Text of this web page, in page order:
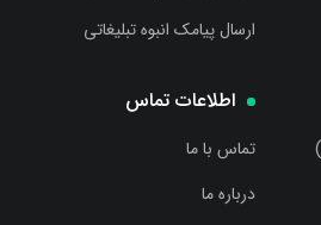
ارسال پیامک انبوه تبلیغاتی
اطلاعات تماس
تماس با ما
درباره ما